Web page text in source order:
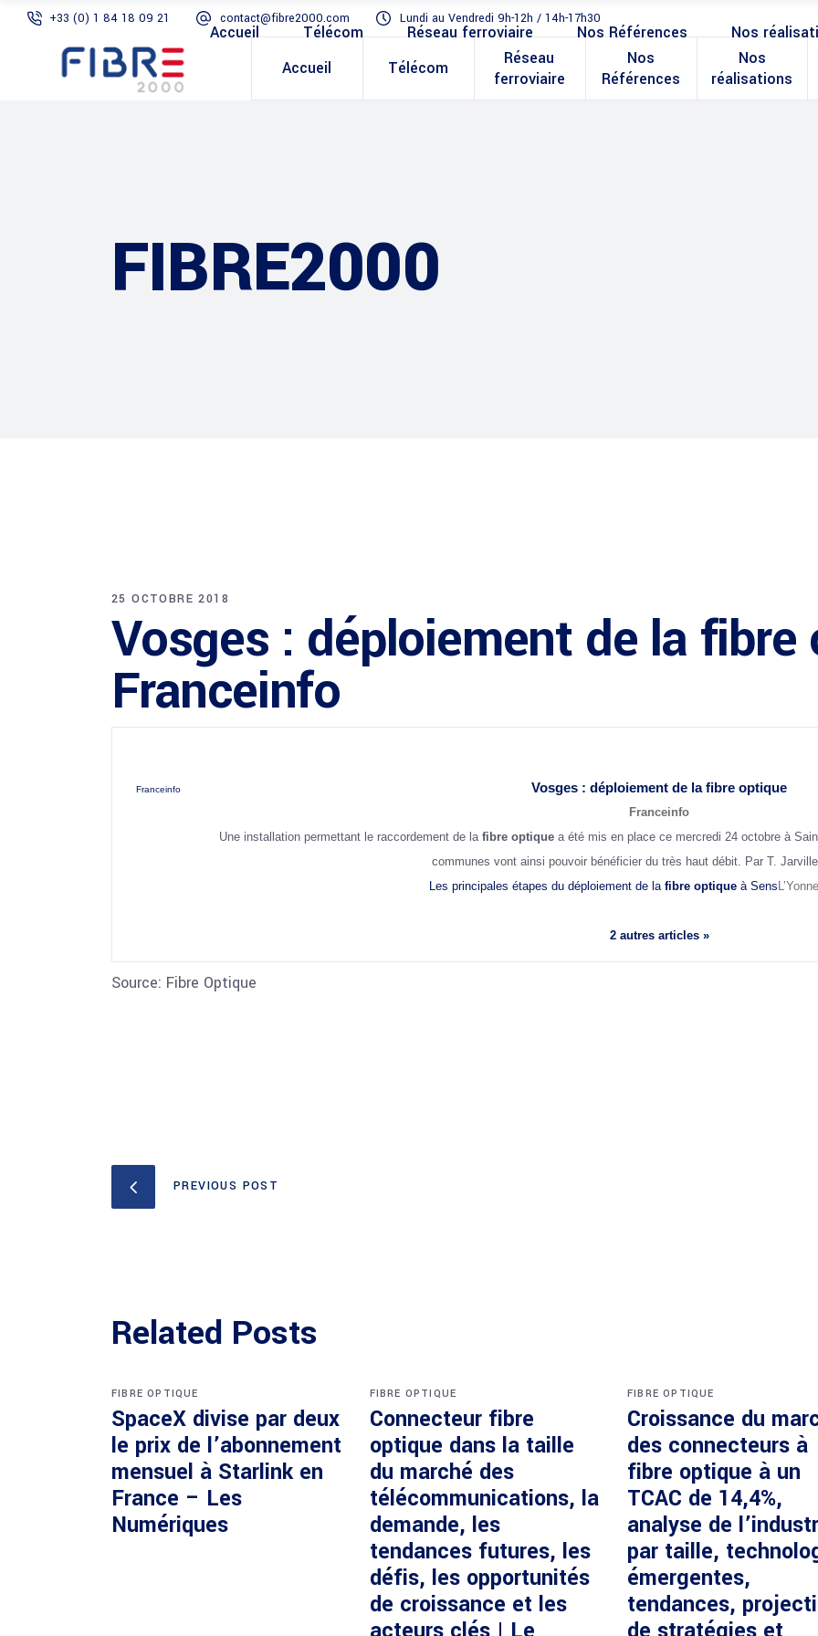
+33 (0) 1 84 18 09 21 contact@fibre2000.com Lundi au Vendredi 9h-12h / 14h-17h30
Accueil Télécom
Réseau
ferroviaire
Nos
Références
Nos
réalisations
Accueil Télécom Réseau ferroviaire Nos Références Nos
FIBRE2000
25 OCTOBRE 2018
Vosges : déploiement de la fibre
Franceinfo
Franceinfo Vosges : déploiement de lafibre optique
Franceinfo
Une installation permettant le raccordement de la fibre optiquea été mis en place ce mercredi 24 octobre à
communes vont ainsi pouvoir bénéficier du très haut débit. Par T.
Les principales étapes du déploiement de la fibre optiqueà Sens
2 autres articles »
Source: Fibre Optique
PREVIOUS POST
Related Posts
FIBRE OPTIQUE
SpaceX divise par deux
le prix de l’abonnement
mensuel à Starlink en
France – Les
Numériques
FIBRE OPTIQUE
Connecteur fibre
optique dans la taille
du marché des
télécommunications, la
demande, les
tendances futures, les
défis, les opportunités
de croissance et les
FIBRE OPTIQUE
Croissance du
des connecteurs à
fibre optique à un
TCAC de 14,4%,
analyse de
par taille,
émergentes,
tendances,